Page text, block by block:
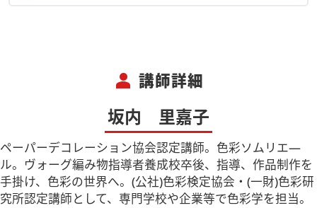
person 講師詳細
坂内 里嘉子
ペーパーデコレーション協会認定講師。色彩ソムリエ―
ル。ヴォーグ編み物指導者養成校卒後、指導、作品制作を
手掛け、色彩の世界へ。(公社)色彩検定協会・(一財)色彩研
究所認定講師として、専門学校や企業等で色彩学を担当。